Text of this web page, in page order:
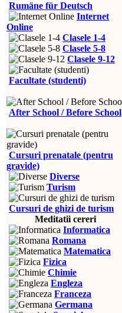
Rumäne für Deutsch
Internet
Online
Clasele 1-4
Clasele 5-8
Clasele 9-12
Facultate (studenti)
After School / Before School
Cursuri prenatale (pentru
gravide)
Diverse
Turism
Cursuri de ghizi de turism
Meditatii cereri
Informatica
Romana
Matematica
Fizica
Chimie
Engleza
Franceza
Germana